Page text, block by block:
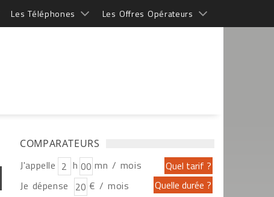
Les Téléphones Les Offres Opérateurs
COMPARATEURS
J'appelle h
mn / mois
Je dépense
€ / mois